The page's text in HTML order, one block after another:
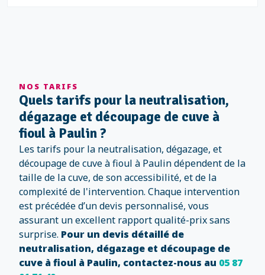
NOS TARIFS
Quels tarifs pour la neutralisation,
dégazage et découpage de cuve à
fioul à Paulin ?
Les tarifs pour la neutralisation, dégazage, et
découpage de cuve à fioul à Paulin dépendent de la
taille de la cuve, de son accessibilité, et de la
complexité de l'intervention. Chaque intervention
est précédée d’un devis personnalisé, vous
assurant un excellent rapport qualité-prix sans
surprise. Pour un devis détaillé de
neutralisation, dégazage et découpage de
cuve à fioul à Paulin, contactez-nous au 05 87